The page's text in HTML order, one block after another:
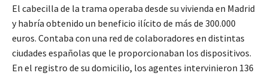
El cabecilla de la trama operaba desde su vivienda en Madrid
y habría obtenido un beneficio ilícito de más de 300.000
euros. Contaba con una red de colaboradores en distintas
ciudades españolas que le proporcionaban los dispositivos.
En el registro de su domicilio, los agentes intervinieron 136